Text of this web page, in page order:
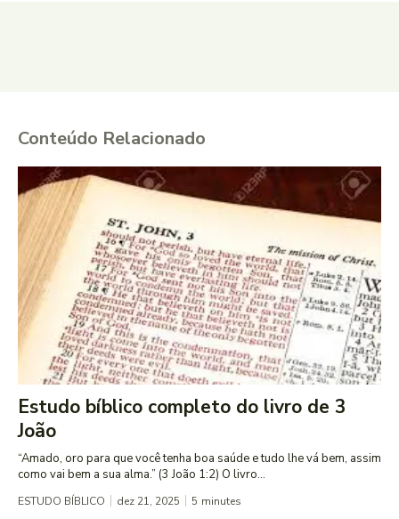
Conteúdo Relacionado
Estudo bíblico completo do livro de 3
João
“Amado, oro para que você tenha boa saúde e tudo lhe vá bem, assim
como vai bem a sua alma.” (3 João 1:2) O livro...
ESTUDO BÍBLICO dez 21, 2025 5 minutes